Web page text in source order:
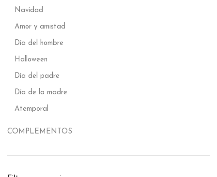
Navidad
Amor y amistad
Día del hombre
Halloween
Día del padre
Día de la madre
Atemporal
COMPLEMENTOS